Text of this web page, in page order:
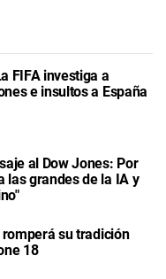
FIFA investiga a
e insultos a España
al Dow Jones: Por
las grandes de la IA y
su tradición
18